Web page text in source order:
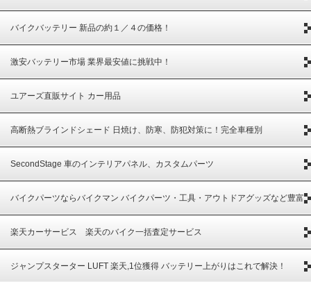
バイクバッテリー 新品の約１／４の価格！
激安バッテリー市場 業界最安値に挑戦中！
ユアーズ直販サイト カー用品
高断熱ブラインドシェード 日焼け、防寒、防犯対策に！完全車種別
SecondStage 車のインテリアパネル、カスタムパーツ
バイクパーツならバイクマン バイクパーツ・工具・アウトドアグッズなど豊富
な品揃え
楽天カーサービス 楽天のバイク一括査定サービス
ジャンプスターター LUFT 楽天,1位獲得 バッテリー上がりはこれで解決！